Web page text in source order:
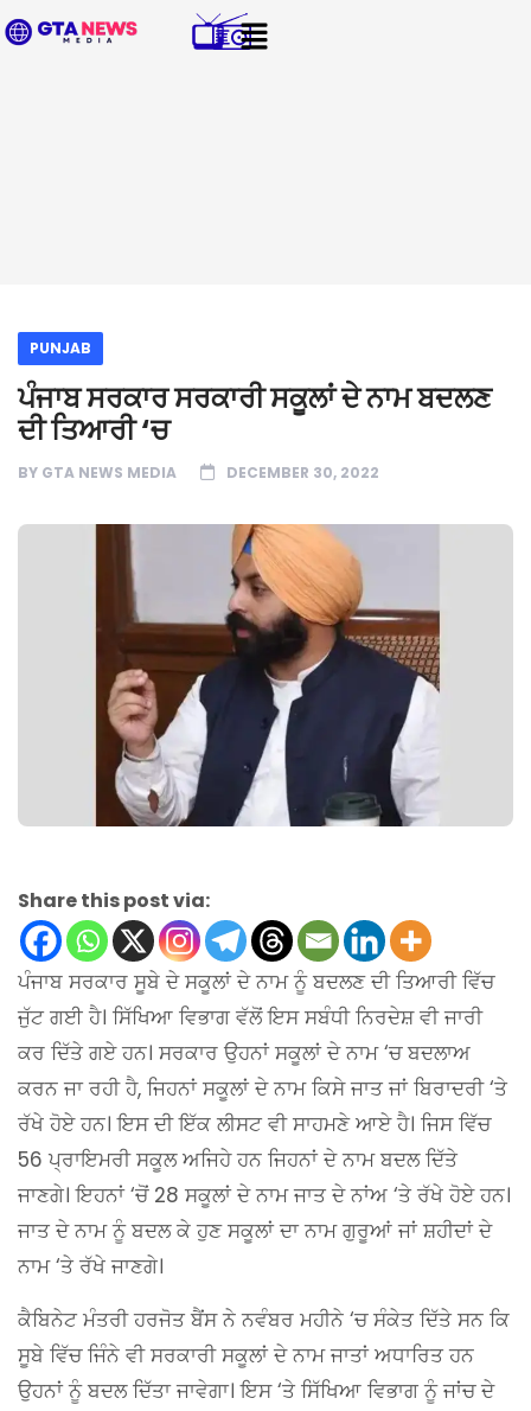
PUNJAB
ਪੰਜਾਬ ਸਰਕਾਰ ਸਰਕਾਰੀ ਸਕੂਲਾਂ ਦੇ ਨਾਮ ਬਦਲਣ
ਦੀ ਤਿਆਰੀ ‘ਚ
BY GTA NEWS MEDIA DECEMBER 30, 2022
Share this post via:
ਪੰਜਾਬ ਸਰਕਾਰ ਸੂਬੇ ਦੇ ਸਕੂਲਾਂ ਦੇ ਨਾਮ ਨੂੰ ਬਦਲਣ ਦੀ ਤਿਆਰੀ ਵਿੱਚ
ਜੁੱਟ ਗਈ ਹੈ। ਸਿੱਖਿਆ ਵਿਭਾਗ ਵੱਲੋਂ ਇਸ ਸਬੰਧੀ ਨਿਰਦੇਸ਼ ਵੀ ਜਾਰੀ
ਕਰ ਦਿੱਤੇ ਗਏ ਹਨ। ਸਰਕਾਰ ਉਹਨਾਂ ਸਕੂਲਾਂ ਦੇ ਨਾਮ ‘ਚ ਬਦਲਾਅ
ਕਰਨ ਜਾ ਰਹੀ ਹੈ, ਜਿਹਨਾਂ ਸਕੂਲਾਂ ਦੇ ਨਾਮ ਕਿਸੇ ਜਾਤ ਜਾਂ ਬਿਰਾਦਰੀ ‘ਤੇ
ਰੱਖੇ ਹੋਏ ਹਨ। ਇਸ ਦੀ ਇੱਕ ਲੀਸਟ ਵੀ ਸਾਹਮਣੇ ਆਏ ਹੈ। ਜਿਸ ਵਿੱਚ
56 ਪ੍ਰਾਇਮਰੀ ਸਕੂਲ ਅਜਿਹੇ ਹਨ ਜਿਹਨਾਂ ਦੇ ਨਾਮ ਬਦਲ ਦਿੱਤੇ
ਜਾਣਗੇ। ਇਹਨਾਂ ‘ਚੋਂ 28 ਸਕੂਲਾਂ ਦੇ ਨਾਮ ਜਾਤ ਦੇ ਨਾਂਅ ‘ਤੇ ਰੱਖੇ ਹੋਏ ਹਨ।
ਜਾਤ ਦੇ ਨਾਮ ਨੂੰ ਬਦਲ ਕੇ ਹੁਣ ਸਕੂਲਾਂ ਦਾ ਨਾਮ ਗੁਰੂਆਂ ਜਾਂ ਸ਼ਹੀਦਾਂ ਦੇ
ਨਾਮ ‘ਤੇ ਰੱਖੇ ਜਾਣਗੇ।
ਕੈਬਿਨੇਟ ਮੰਤਰੀ ਹਰਜੋਤ ਬੈਂਸ ਨੇ ਨਵੰਬਰ ਮਹੀਨੇ ‘ਚ ਸੰਕੇਤ ਦਿੱਤੇ ਸਨ ਕਿ
ਸੂਬੇ ਵਿੱਚ ਜਿੰਨੇ ਵੀ ਸਰਕਾਰੀ ਸਕੂਲਾਂ ਦੇ ਨਾਮ ਜਾਤਾਂ ਅਧਾਰਿਤ ਹਨ
ਉਹਨਾਂ ਨੂੰ ਬਦਲ ਦਿੱਤਾ ਜਾਵੇਗਾ। ਇਸ ‘ਤੇ ਸਿੱਖਿਆ ਵਿਭਾਗ ਨੂੰ ਜਾਂਚ ਦੇ